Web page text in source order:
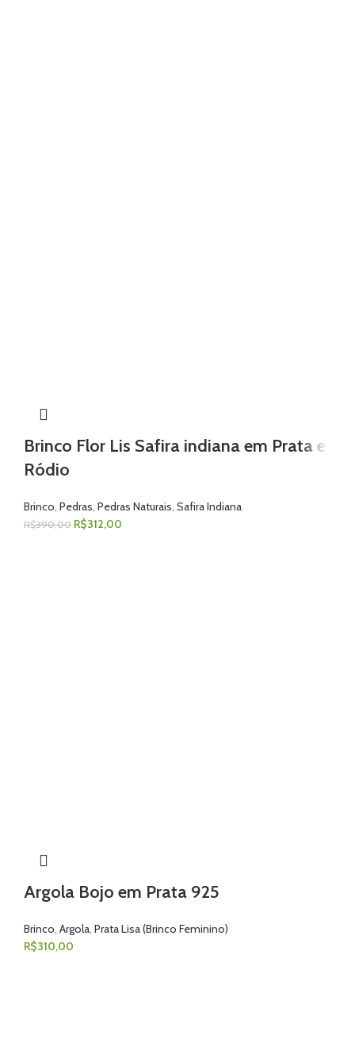
Brinco Flor Lis Safira indiana em Prata e
Ródio
Brinco Pedras Pedras Naturais Safira Indiana
R$390,00 R$312,00
Argola Bojo em Prata 925
Brinco Argola Prata Lisa (Brinco Feminino)
R$310,00